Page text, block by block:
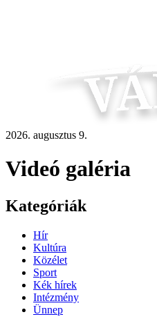
2026. augusztus 9.
Videó galéria
Kategóriák
Hír
Kultúra
Közélet
Sport
Kék hírek
Intézmény
Ünnep